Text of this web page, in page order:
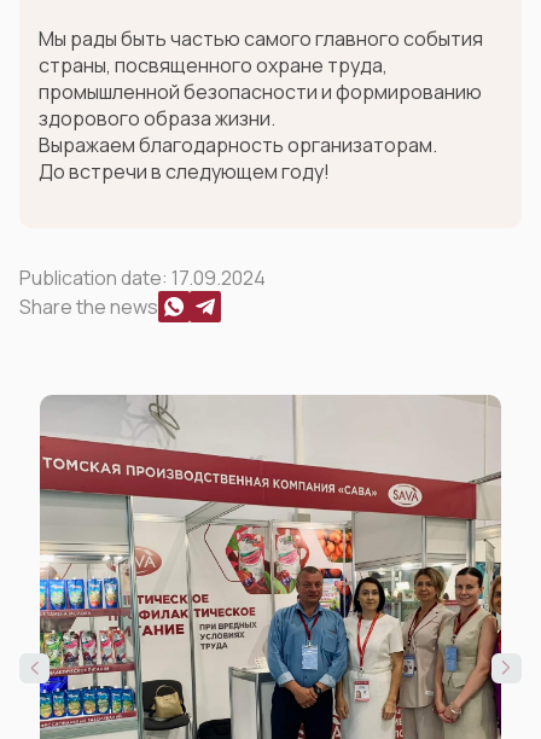
Мы рады быть частью самого главного события
страны, посвященного охране труда,
промышленной безопасности и формированию
здорового образа жизни.
Выражаем благодарность организаторам.
До встречи в следующем году!
Publication date: 17.09.2024
Share the news